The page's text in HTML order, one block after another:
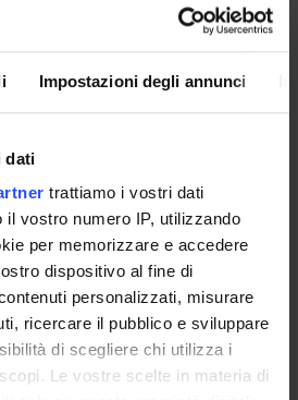
Impostazioni degli annunci
dati
trattiamo i vostri dati
il vostro numero IP, utilizzando
per memorizzare e accedere
dispositivo al fine di
personalizzati, misurare
ricercare il pubblico e sviluppare
di scegliere chi utilizza i
Le vostre scelte in materia di
che è alla base del danno vascolare
Attualmente non è nota alcuna
studio:
ai bambini senza OSAS.
di Pulse Wave Analysis (PWA;
centrali “Augmentation Index” and
Stiffness Index (SI) e
ulteriori indici di rigidità
con OSAS rispetto ai bambini
degli acidi grassi omega-3 ed
di assunzione di questi lipidi con la